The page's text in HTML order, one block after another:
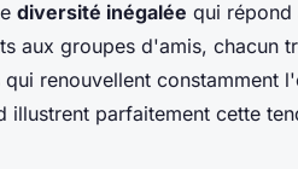
diversité inégalée qui répond
aux groupes d'amis, chacun
renouvellent constamment
illustrent parfaitement cette